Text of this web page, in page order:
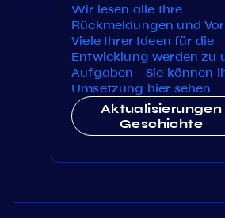
Wir lesen alle Ihre
Rückmeldungen und
Viele Ihrer Ideen für die
Entwicklung werden zu
Aufgaben - Sie können
Umsetzung hier sehen
Aktualisierungen
Geschichte